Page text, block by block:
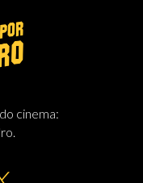
cinema: